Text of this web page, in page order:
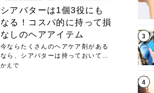
シアバターは1個3役にも
なる！コスパ的に持って損
なしのヘアアイテム
今ならたくさんのヘアケア剤がある
なら、シアバターは持っておいて損
のな...
かえで
3
4